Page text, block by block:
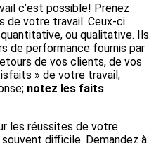
c’est possible! Prenez
de votre travail. Ceux-ci
ou qualitative. Ils
de performance fournis par
de vos clients, de vos
» de votre travail,
notez les faits
les réussites de votre
difficile. Demandez à